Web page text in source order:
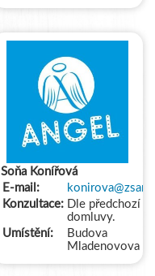
Soňa Konířová
E-mail:
Konzultace: Dle předchozí
domluvy.
Umístění:
Budova
Mladenovova